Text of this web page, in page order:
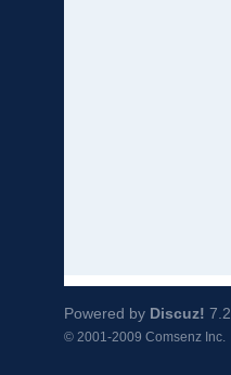
Powered by Discuz! 7.2
© 2001-2009 Comsenz Inc.